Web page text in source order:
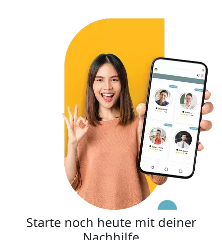
Starte noch heute mit deiner